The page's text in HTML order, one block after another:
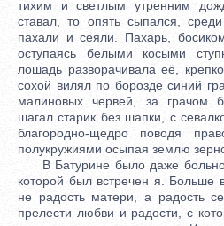
тихим и светлым утренним
ставал, то опять сыпался,
пахали и сеяли. Пахарь,
оступаясь белыми косыми
лошадь разворачивала её,
сохой вилял по борозде синий
малиновых червей, за грачом
шагал старик без шапки, с
благородно-щедро поводя
полукружиями осыпая землю
В Батурине было даже больно
которой был встречен я. Больше
не радость матери, а радость
прелести любви и радости, с